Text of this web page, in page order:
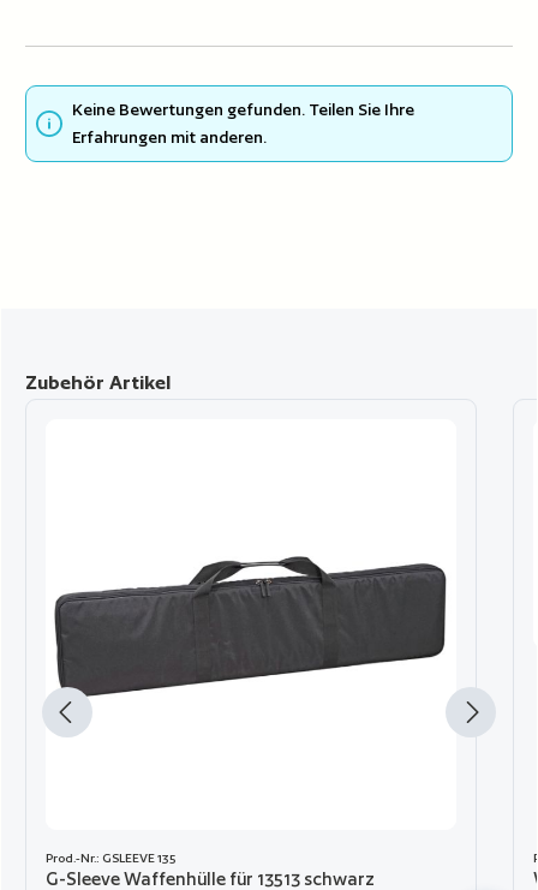
Keine Bewertungen gefunden. Teilen Sie Ihre
Erfahrungen mit anderen.
Produktgalerie überspringen
Zubehör Artikel
Prod.-Nr.: GSLEEVE 135
G-Sleeve Waffenhülle für 13513 schwarz